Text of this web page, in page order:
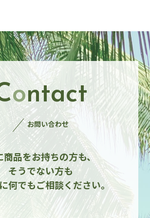
ontact
お問い合わせ
商品をお持ちの方も、
そうでない方も
何でもご相談ください。